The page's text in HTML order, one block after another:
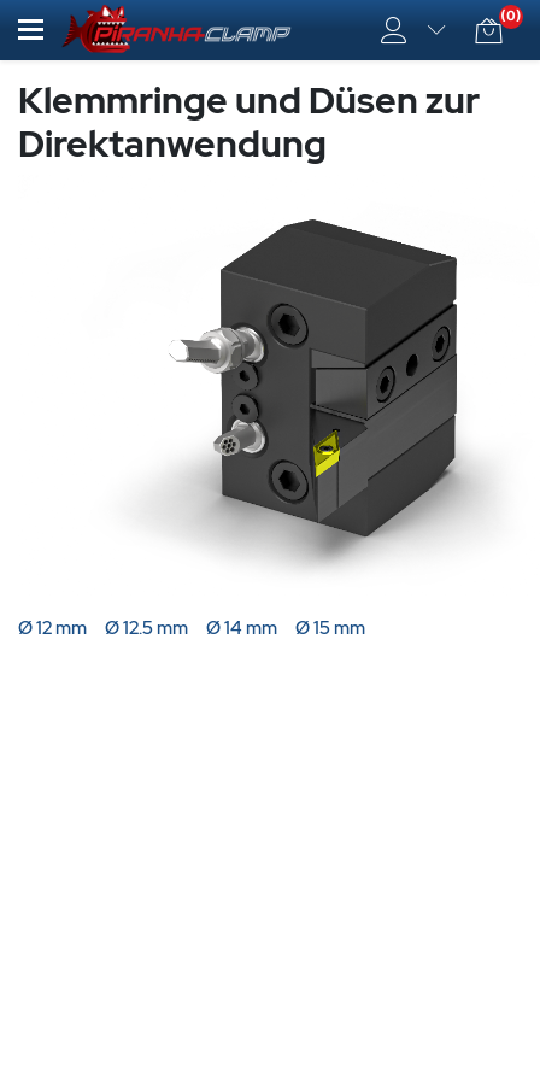
(0)
Klemmringe und Düsen zur
Direktanwendung
Ø 12 mm Ø 12.5 mm Ø 14 mm Ø 15 mm